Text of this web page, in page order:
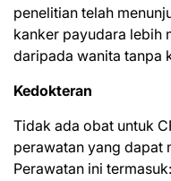
penelitian telah
kanker payudara lebih
daripada wanita tanpa
Kedokteran
Tidak ada obat untuk
perawatan yang dapat
Perawatan ini termasuk: